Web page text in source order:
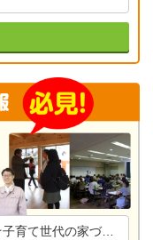
代の家づくり相談会